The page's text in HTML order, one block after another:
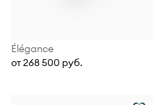
Élégance
от 268 500 руб.